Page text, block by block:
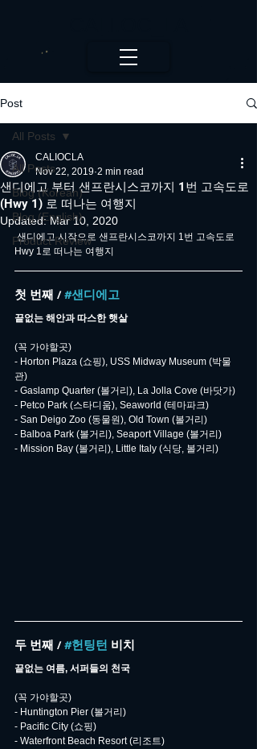
Post
All Posts
Blog (Korean)
Blog (English)
Product Review
All Posts
샌디에고 부터 샌프란시스코까지 1번 고속도로
(Hwy 1) 로 떠나는 여행지
CALIOCLA
Nov 22, 2019 2 min read
Updated:Mar 10, 2020
샌디에고 시작으로 샌프란시스코까지 1번 고속도로
Hwy 1로 떠나는 여행지
첫 번째 / #샌디에고
끝없는 해안과 따스한 햇살
(꼭 가야할곳)
- Horton Plaza (쇼핑), USS Midway Museum (박물
관)
- Gaslamp Quarter (볼거리), La Jolla Cove (바닷가)
- Petco Park (스타디움), Seaworld (테마파크)
- San Deigo Zoo (동물원), Old Town (볼거리)
- Balboa Park (볼거리), Seaport Village (볼거리)
- Mission Bay (볼거리), Little Italy (식당, 볼거리)
두 번째 / #헌팅턴 비치
끝없는 여름, 서퍼들의 천국
(꼭 가야할곳)
- Huntington Pier (볼거리)
- Pacific City (쇼핑)
- Waterfront Beach Resort (리조트)